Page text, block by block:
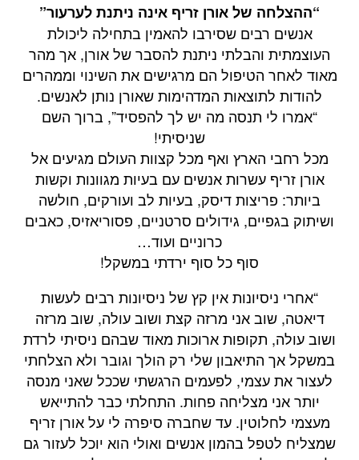
“ההצלחה של אורן זריף אינה ניתנת לערעור”
אנשים רבים שסירבו להאמין בתחילה ליכולת
העוצמתית והבלתי ניתנת להסבר של אורן, אך מהר
מאוד לאחר הטיפול הם מרגישים את השינוי וממהרים
להודות לתוצאות המדהימות שאורן נותן לאנשים.
“אמרו לי תנסה מה יש לך להפסיד”, ברוך השם
שניסיתי!
מכל רחבי הארץ ואף מכל קצוות העולם מגיעים אל
אורן זריף עשרות אנשים עם בעיות מגוונות וקשות
ביותר: פריצות דיסק, בעיות לב ועורקים, חולשה
ושיתוק בגפיים, גידולים סרטניים, פסוריאזיס, כאבים
כרוניים ועוד…
סוף כל סוף ירדתי במשקל!
“אחרי ניסיונות אין קץ של ניסיונות רבים לעשות
דיאטה, שוב אני מרזה קצת ושוב עולה, שוב מרזה
ושוב עולה, תקופות ארוכות מאוד שבהם ניסיתי לרדת
במשקל אך התיאבון שלי רק הולך וגובר ולא הצלחתי
לעצור את עצמי, לפעמים הרגשתי שככל שאני מנסה
יותר אני מצליחה פחות. התחלתי כבר להתייאש
מעצמי לחלוטין. עד שחברה סיפרה לי על אורן זריף
שמצליח לטפל בהמון אנשים ואולי הוא יוכל לעזור גם